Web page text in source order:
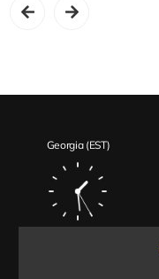
Georgia (EST)